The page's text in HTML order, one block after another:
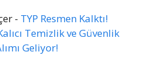
- TYP Resmen Kalktı!
Temizlik ve Güvenlik
Geliyor!